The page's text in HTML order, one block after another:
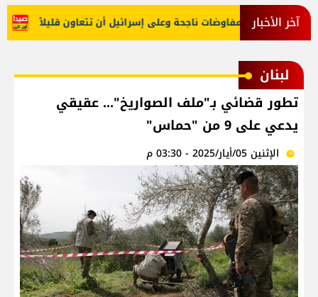
آخر الأخبار حجز عن عون: المفاوضات ناجحة وعلى إسرائيل أن تتعاون قليلاً
لبنان
تطور قضائي بـ"ملف الصواريخ"... عقيقي
يدعي على 9 من "حماس"
الإثنين 05/أيار/2025 - 03:30 م